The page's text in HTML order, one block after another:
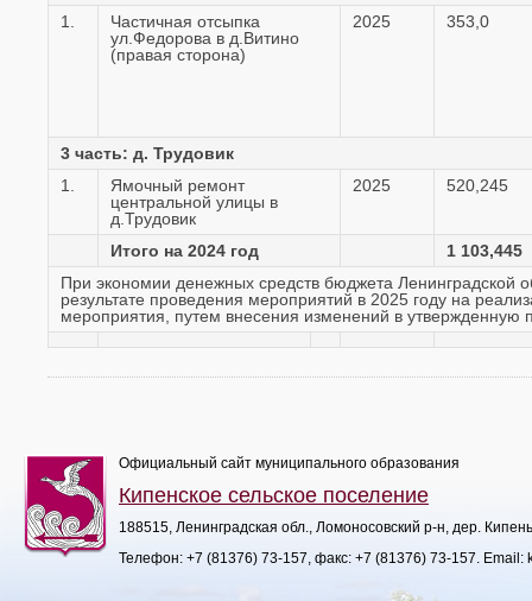
1.
Частичная отсыпка
ул.Федорова в д.Витино
(правая сторона)
2025 353,0
3 часть: д. Трудовик
1.
Ямочный ремонт
центральной улицы в
д.Трудовик
2025 520,245
Итого на 2024 год
1 103,445
При экономии денежных средств бюджета Ленинградской
результате проведения мероприятий в 2025 году на
мероприятия, путем внесения изменений в
Официальный сайт муниципального образования
Кипенское сельское поселение
188515, Ленинградская обл., Ломоносовский р-н, дер.
Телефон: +7 (81376) 73-157, факс: +7 (81376) 73-157. Email: